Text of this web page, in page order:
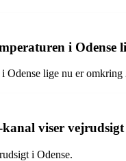
i Odense
Odense lige nu er omkring
viser vejrudsigt
i Odense.